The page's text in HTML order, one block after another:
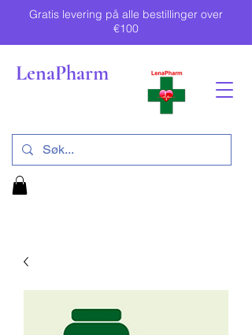
Gratis levering på alle bestillinger over
€100
LenaPharm